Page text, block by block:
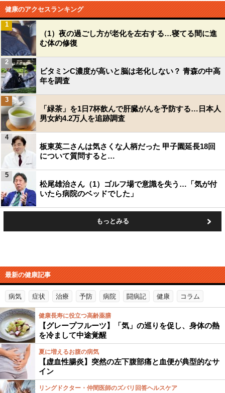
健康のアクセスランキング
（1）夜の過ごし方が老化を左右する…寝てる間に進
む体の修復
1
ビタミンC濃度が高いと脳は老化しない？ 青森の中高
年を調査
2
「緑茶」を1日7杯飲んで肝臓がんを予防する…日本人
男女約4.2万人を追跡調査
3
板東英二さんは気さくな人柄だった 甲子園延長18回
について質問すると…
4
松尾雄治さん（1）ゴルフ場で意識を失う…「気が付
いたら病院のベッドでした」
5
もっとみる
最新の健康記事
病気 症状 治療 予防 病院 闘病記 健康 コラム
健康長寿に役立つ高齢薬膳
【グレープフルーツ】「気」の巡りを促し、身体の熱
を冷まして中途覚醒
夏に増えるお腹の病気
【虚血性腸炎】突然の左下腹部痛と血便が典型的なサ
イン
リングドクター・仲間医師のズバリ回答ヘルスケア